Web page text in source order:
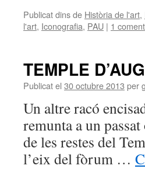
Publicat dins de Història de l'art,
l'art, Iconografia, PAU | 1
TEMPLE
Publicat el 30 octubre 2013 per
Un altre racó
remunta a un
de les restes del
l’eix del fòrum …